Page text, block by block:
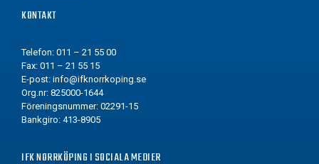
KONTAKT
Telefon: 011 – 21 55 00
Fax: 011 – 21 55 15
E-post: info@ifknorrkoping.se
Org.nr: 825000-1644
Föreningsnummer: 02291-15
Bankgiro: 413-8905
IFK NORRKÖPING I SOCIALA MEDIER